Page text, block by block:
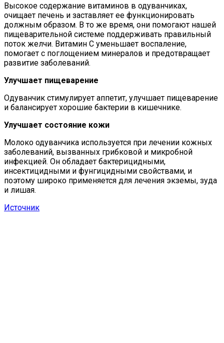
Высокое содержание витаминов в одуванчиках,
очищает печень и заставляет ее функционировать
должным образом. В то же время, они помогают нашей
пищеварительной системе поддерживать правильный
поток желчи. Витамин C уменьшает воспаление,
помогает с поглощением минералов и предотвращает
развитие заболеваний.
Улучшает пищеварение
Одуванчик стимулирует аппетит, улучшает пищеварение
и балансирует хорошие бактерии в кишечнике.
Улучшает состояние кожи
Молоко одуванчика используется при лечении кожных
заболеваний, вызванных грибковой и микробной
инфекцией. Он обладает бактерицидными,
инсектицидными и фунгицидными свойствами, и
поэтому широко применяется для лечения экземы, зуда
и лишая.
Источник